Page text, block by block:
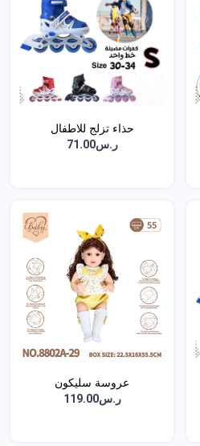
حذاء تزلج للاطفال
ر.س71.00
عروسة سليكون
ر.س119.00